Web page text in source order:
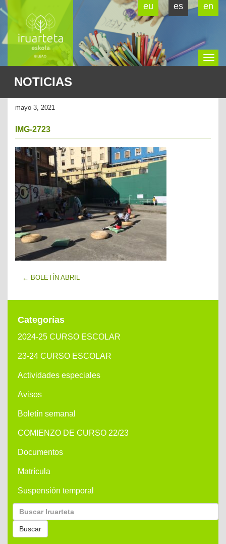
eu es en
NOTICIAS
mayo 3, 2021
IMG-2723
← BOLETÍN ABRIL
Categorías
2024-25 CURSO ESCOLAR
23-24 CURSO ESCOLAR
Actividades especiales
Avisos
Boletín semanal
COMIENZO DE CURSO 22/23
Documentos
Matrícula
Suspensión temporal
Buscar
por:
Buscar